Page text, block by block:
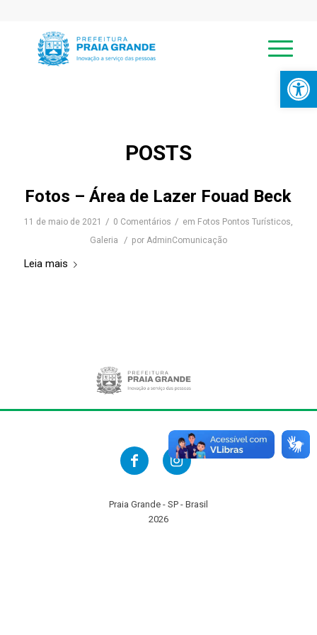
Abrir
POSTS
Fotos – Área de Lazer Fouad Beck
11 de maio de 2021 / 0 Comentários / em Fotos Pontos Turísticos,
Galeria
/ por AdminComunicação
Leia mais
Praia Grande - SP - Brasil
2026